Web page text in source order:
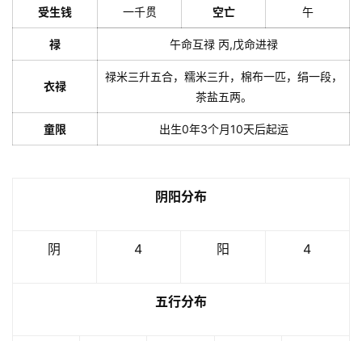
受生钱 一千贯 空亡 午
禄 午命互禄 丙,戊命进禄
衣禄
禄米三升五合，糯米三升，棉布一匹，绢一段，
茶盐五两。
童限 出生0年3个月10天后起运
阴阳分布
阴 4 阳 4
五行分布